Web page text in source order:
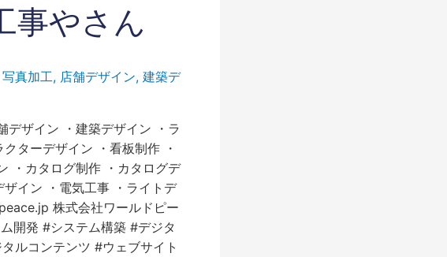
事やさん
写真加工, 店舗デザイン, 建築デ
デザイン ・建築デザイン ・ラ
ターデザイン ・看板制作 ・
・カタログ制作 ・カタログデ
イン ・電気工事 ・ライトデ
株式会社ワールドピー
開発 #システム構築 #デジタ
ルコンテンツ #ウェブサイト